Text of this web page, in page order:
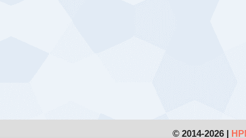
© 2014-2026 |